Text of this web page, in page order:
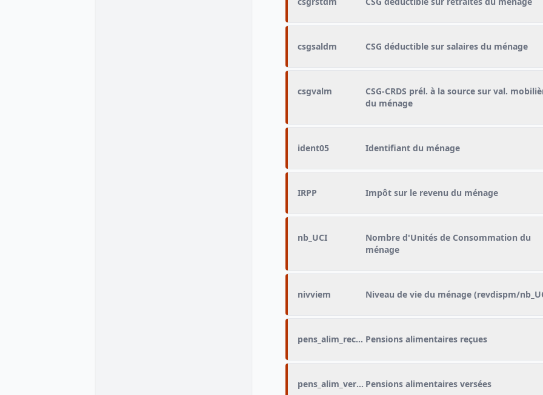
csgsaldm CSG déductible sur salaires du ménage
csgvalm
CSG-CRDS prél. à la source sur val.
du ménage
ident05 Identifiant du ménage
IRPP Impôt sur le revenu du ménage
nb_UCI
Nombre d'Unités de Consommation du
ménage
nivviem Niveau de vie du ménage (revdispm/
pens_alim_recue Pensions alimentaires reçues
pens_alim_verseePensions alimentaires versées